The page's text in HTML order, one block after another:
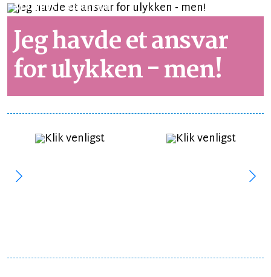
SYNSPUNKT LÆSETID 1 MIN.
Jeg havde et ansvar
for ulykken - men!